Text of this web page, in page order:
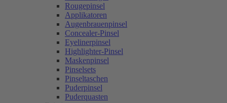
Rougepinsel
Applikatoren
Augenbrauenpinsel
Concealer-Pinsel
Eyelinerpinsel
Highlighter-Pinsel
Maskenpinsel
Pinselsets
Pinseltaschen
Puderpinsel
Puderquasten